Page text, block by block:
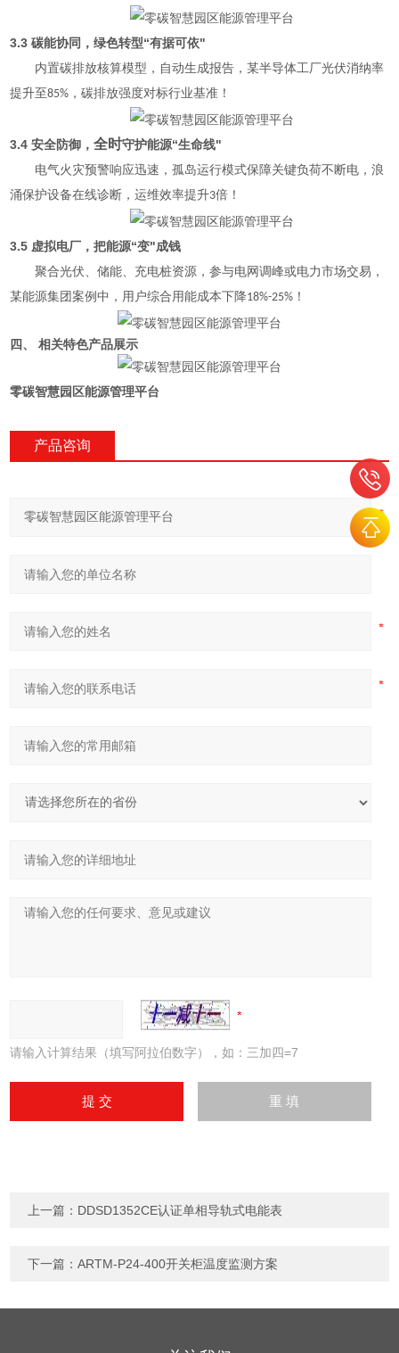
3.3碳能协同，绿色转型“有据可依"
内置碳排放核算模型，自动生成报告，某半导体工厂光伏消纳率
提升至85% ，碳排放强度对标行业基准！
3.4安全防御，全时守护能源“生命线"
电气火灾预警响应迅速 ，孤岛运行模式保障关键负荷不断电，浪
涌保护设备在线诊断，运维效率提升3倍！
3.5 虚拟电厂，把能源“变"成钱
聚合光伏、储能、充电桩资源，参与电网调峰或电力市场交易，
某能源集团案例中，用户综合用能成本下降18%-25% ！
四、 相关特色产品展示
零碳智慧园区能源管理平台
产品咨询
请输入计算结果（填写阿拉伯数字），如：三加四=7
上一篇： DDSD1352CE认证单相导轨式电能表
下一篇：ARTM-P24-400开关柜温度监测方案